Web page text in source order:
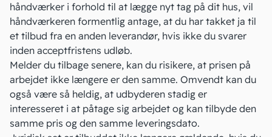
håndværker i forhold til at lægge nyt tag på dit hus, vil
håndværkeren formentlig antage, at du har takket ja til
et tilbud fra en anden leverandør, hvis ikke du svarer
inden acceptfristens udløb.
Melder du tilbage senere, kan du risikere, at prisen på
arbejdet ikke længere er den samme. Omvendt kan du
også være så heldig, at udbyderen stadig er
interesseret i at påtage sig arbejdet og kan tilbyde den
samme pris og den samme leveringsdato.